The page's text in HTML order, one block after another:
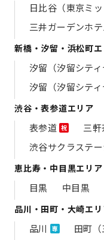
日比谷（東京ミッ
三井ガーデンホ
新橋・汐留・浜松町
汐留（汐留シティ
汐留（汐留シティ
渋谷・表参道エリア
表参道 祝 三軒
渋谷サクラステ
恵比寿・中目黒エリア
目黒 中目黒
品川・田町・大崎エ
品川 専 田町（